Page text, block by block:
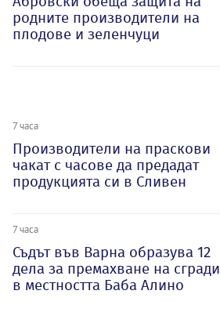
родните производители на
плодове и зеленчуци
7 часа
Производители на праскови
чакат с часове да предадат
продукцията си в Сливен
7 часа
Съдът във Варна образува 12
дела за премахване на сгради
в местността Баба Алино